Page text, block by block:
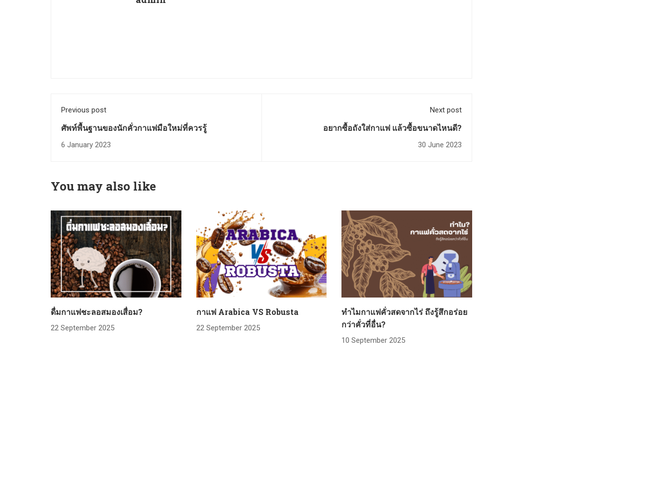
Previous post
ศัพท์พื้นฐานของนักคั่วกาแฟมือใหม่ที่ควรรู้
6 January 2023
Next post
อยากซื้อถังใส่กาแฟ แล้วซื้อขนาดไหนดี?
30 June 2023
You may also like
ดื่มกาแฟชะลอสมองเสื่อม?
22 September 2025
กาแฟ Arabica VS Robusta
22 September 2025
ทำไมกาแฟคั่วสดจากไร่ ถึงรู้สึกอร่อย
กว่าคั่วที่อื่น?
10 September 2025